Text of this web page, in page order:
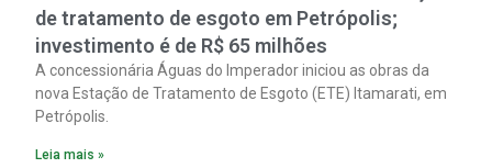
de tratamento de esgoto em Petrópolis;
investimento é de R$ 65 milhões
A concessionária Águas do Imperador iniciou as obras da
nova Estação de Tratamento de Esgoto (ETE) Itamarati, em
Petrópolis.
Leia mais »